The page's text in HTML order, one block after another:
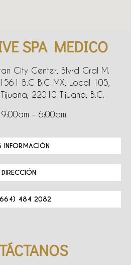
SPA MEDICO
City Center, Blvrd Gral M.
B.C B.C MX, Local 105,
22010 Tijuana, B.C.
– 6:00pm
INFORMACIÓN
DIRECCIÓN
484 2082